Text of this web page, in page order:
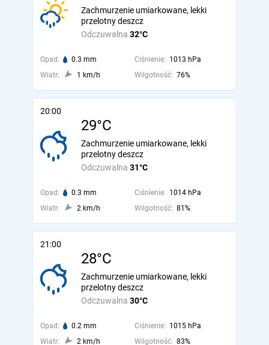
Odczuwalna 32°C
Zachmurzenie umiarkowane, lekki
przelotny deszcz
Opad: 0.3 mm Ciśnienie: 1013 hPa
Wiatr:
1 km/h Wilgotność: 76%
20:00
29°C
Odczuwalna 31°C
Zachmurzenie umiarkowane, lekki
przelotny deszcz
Opad: 0.3 mm Ciśnienie: 1014 hPa
Wiatr:
2 km/h Wilgotność: 81%
21:00
28°C
Odczuwalna 30°C
Zachmurzenie umiarkowane, lekki
przelotny deszcz
Opad: 0.2 mm Ciśnienie: 1015 hPa
Wiatr:
2 km/h Wilgotność: 83%